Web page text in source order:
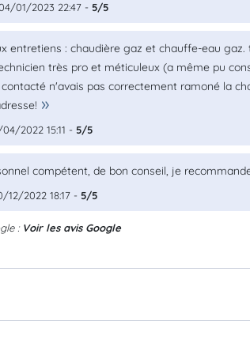
01/2023 22:47 - 5/5
entretiens : chaudière gaz et chauffe-eau gaz.
très pro et méticuleux (a même pu
n'avais pas correctement ramoné la
04/2022 15:11 - 5/5
compétent, de bon conseil, je
12/2022 18:17 - 5/5
: Voir les avis Google